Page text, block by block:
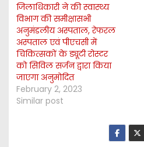
जिलाधिकारी ने की स्वास्थ्य
विभाग की समीक्षासभी
अनुमंडलीय अस्पताल, रेफरल
अस्पताल एवं पीएचसी में
चिकित्सकों के ड्यूटी रोस्टर
को सिविल सर्जन द्वारा किया
जाएगा अनुमोदित
February 2, 2023
Similar post